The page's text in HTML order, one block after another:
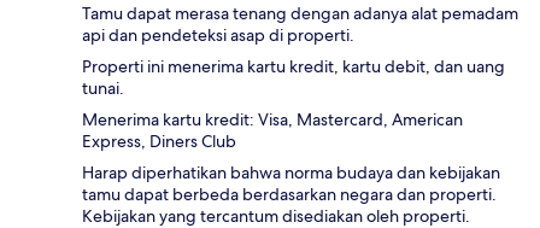
Tamu dapat merasa tenang dengan adanya alat pemadam
api dan pendeteksi asap di properti.
Properti ini menerima kartu kredit, kartu debit, dan uang
tunai.
Menerima kartu kredit: Visa, Mastercard, American
Express, Diners Club
Harap diperhatikan bahwa norma budaya dan kebijakan
tamu dapat berbeda berdasarkan negara dan properti.
Kebijakan yang tercantum disediakan oleh properti.